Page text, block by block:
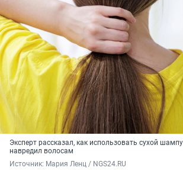
Эксперт рассказал, как использовать сухой
навредил волосам
Источник: Мария Ленц / NGS24.RU